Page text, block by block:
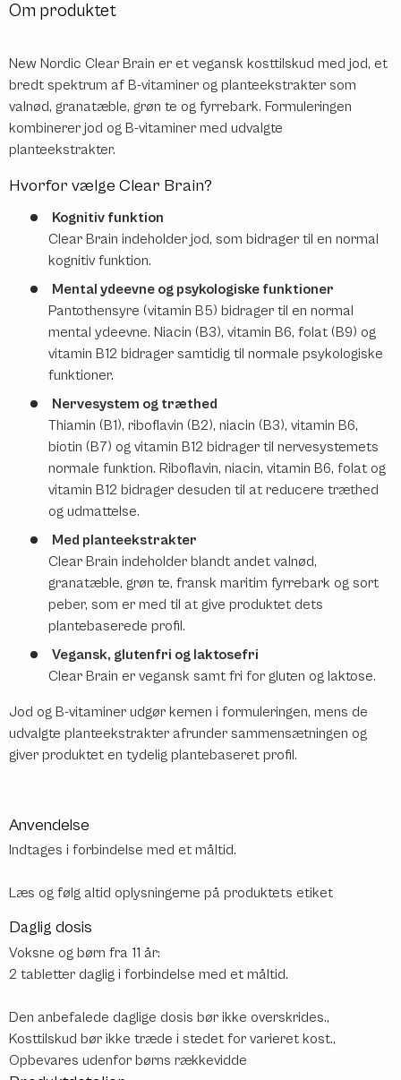
Om produktet
New Nordic Clear Brain er et vegansk kosttilskud med jod, et
bredt spektrum af B-vitaminer og planteekstrakter som
valnød, granatæble, grøn te og fyrrebark. Formuleringen
kombinerer jod og B-vitaminer med udvalgte
planteekstrakter.
Hvorfor vælge Clear Brain?
Kognitiv funktion
Clear Brain indeholder jod, som bidrager til en normal
kognitiv funktion.
Mental ydeevne og psykologiske funktioner
Pantothensyre (vitamin B5) bidrager til en normal
mental ydeevne. Niacin (B3), vitamin B6, folat (B9) og
vitamin B12 bidrager samtidig til normale psykologiske
funktioner.
Nervesystem og træthed
Thiamin (B1), riboflavin (B2), niacin (B3), vitamin B6,
biotin (B7) og vitamin B12 bidrager til nervesystemets
normale funktion. Riboflavin, niacin, vitamin B6, folat og
vitamin B12 bidrager desuden til at reducere træthed
og udmattelse.
Med planteekstrakter
Clear Brain indeholder blandt andet valnød,
granatæble, grøn te, fransk maritim fyrrebark og sort
peber, som er med til at give produktet dets
plantebaserede profil.
Vegansk, glutenfri og laktosefri
Clear Brain er vegansk samt fri for gluten og laktose.
Jod og B-vitaminer udgør kernen i formuleringen, mens de
udvalgte planteekstrakter afrunder sammensætningen og
giver produktet en tydelig plantebaseret profil.
Anvendelse
Indtages i forbindelse med et måltid.
Læs og følg altid oplysningerne på produktets etiket
Daglig dosis
Voksne og børn fra 11 år:
2 tabletter daglig i forbindelse med et måltid.
Den anbefalede daglige dosis bør ikke overskrides.,
Kosttilskud bør ikke træde i stedet for varieret kost.,
Opbevares udenfor børns rækkevidde